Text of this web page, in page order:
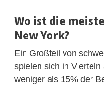
Wo ist die
New York?
Ein Großteil von
spielen sich in Vierteln
weniger als 15% der